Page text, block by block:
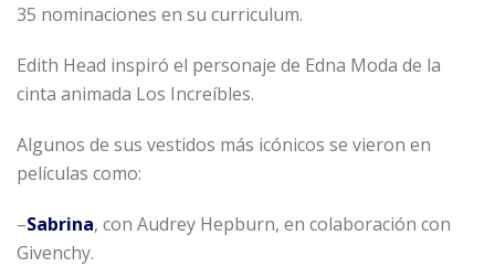
35 nominaciones en su curriculum.
Edith Head inspiró el personaje de Edna Moda de la
cinta animada Los Increíbles.
Algunos de sus vestidos más icónicos se vieron en
películas como:
–Sabrina, con Audrey Hepburn, en colaboración con
Givenchy.